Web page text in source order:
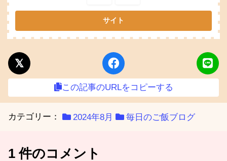
この記事のURLをコピーする
カテゴリー： 2024年8月 毎日のご飯ブログ
1 件のコメント